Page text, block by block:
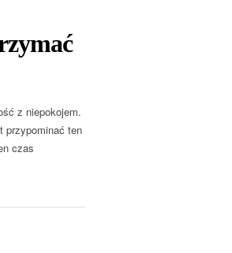
z niepokojem.
przypominać ten
czas